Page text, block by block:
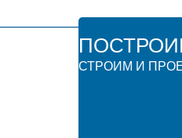
СТРОИМ И